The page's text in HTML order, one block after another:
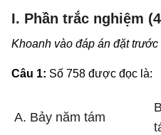
I. Phần trắc nghiệm
Khoanh vào đáp án đặt
Câu 1: Số 758 được đọc là:
A. Bảy năm tám